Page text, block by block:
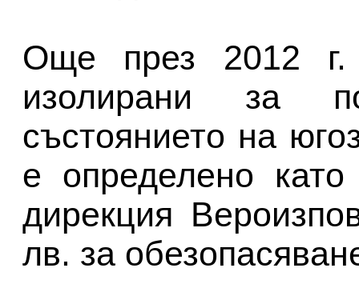
Още през 2012 г.
изолирани за
състоянието на
е определено като
дирекция
лв. за